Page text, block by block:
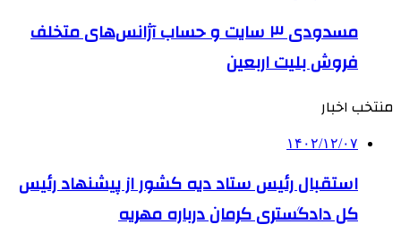
مسدودی ۳ سایت و حساب آژانس‌های متخلف
فروش بلیت اربعین
منتخب اخبار
۱۴۰۲/۱۲/۰۷
استقبال رئیس ستاد دیه کشور از پیشنهاد رئیس
کل دادگستری کرمان درباره مهریه